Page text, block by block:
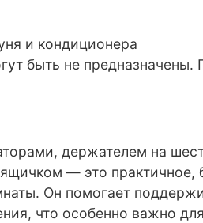
и кондиционера
быть не предназначены.
держателем на
— это практичное,
Он помогает
что особенно важно